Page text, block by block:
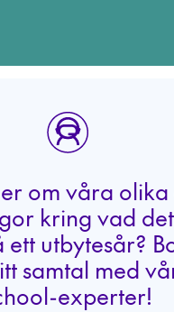
om våra
kring vad
utbytesår?
samtal med
experter!